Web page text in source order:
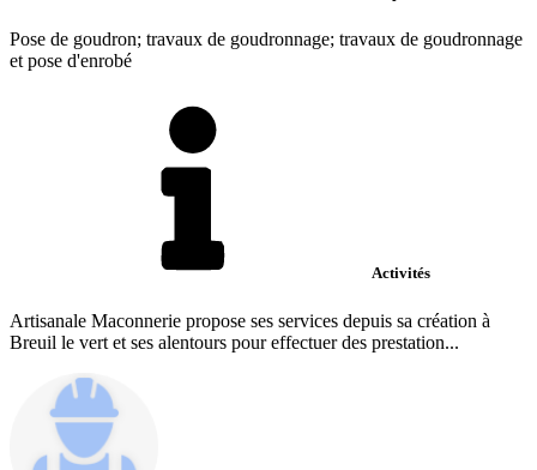
Pose de goudron; travaux de goudronnage; travaux de goudronnage
et pose d'enrobé
Activités
Artisanale Maconnerie propose ses services depuis sa création à
Breuil le vert et ses alentours pour effectuer des prestation...